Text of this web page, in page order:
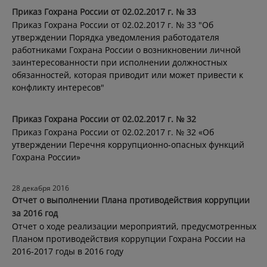
Приказ Гохрана России от 02.02.2017 г. № 33
Приказ Гохрана России от 02.02.2017 г. № 33 "Об
утверждении Порядка уведомления работодателя
работниками Гохрана России о возникновении личной
заинтересованности при исполнении должностных
обязанностей, которая приводит или может привести к
конфликту интересов"
Приказ Гохрана России от 02.02.2017 г. № 32
Приказ Гохрана России от 02.02.2017 г. № 32 «Об
утверждении Перечня коррупционно-опасных функций
Гохрана России»
28 декабря 2016
Отчет о выполнении Плана противодействия коррупции
за 2016 год
Отчет о ходе реализации мероприятий, предусмотренных
Планом противодействия коррупции Гохрана России на
2016-2017 годы в 2016 году